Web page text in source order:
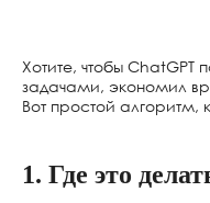
Хотите, чтобы
задачами, экономил
Вот простой алгоритм,
1. Где это